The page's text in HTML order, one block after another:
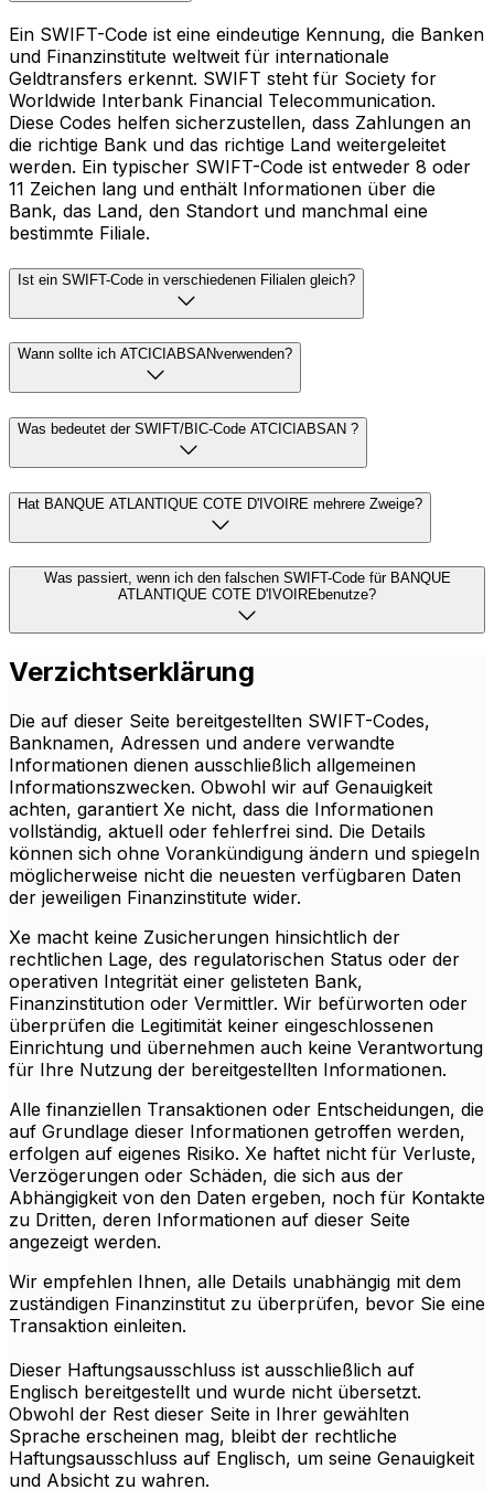
Ein SWIFT-Code ist eine eindeutige Kennung, die Banken
und Finanzinstitute weltweit für internationale
Geldtransfers erkennt. SWIFT steht für Society for
Worldwide Interbank Financial Telecommunication.
Diese Codes helfen sicherzustellen, dass Zahlungen an
die richtige Bank und das richtige Land weitergeleitet
werden. Ein typischer SWIFT-Code ist entweder 8 oder
11 Zeichen lang und enthält Informationen über die
Bank, das Land, den Standort und manchmal eine
bestimmte Filiale.
Ist ein SWIFT-Code in verschiedenen Filialen gleich?
Wann sollte ich ATCICIABSANverwenden?
Was bedeutet der SWIFT/BIC-Code ATCICIABSAN ?
Hat BANQUE ATLANTIQUE COTE D'IVOIRE mehrere Zweige?
Was passiert, wenn ich den falschen SWIFT-Code für BANQUE
ATLANTIQUE COTE D'IVOIREbenutze?
Verzichtserklärung
Die auf dieser Seite bereitgestellten SWIFT-Codes,
Banknamen, Adressen und andere verwandte
Informationen dienen ausschließlich allgemeinen
Informationszwecken. Obwohl wir auf Genauigkeit
achten, garantiert Xe nicht, dass die Informationen
vollständig, aktuell oder fehlerfrei sind. Die Details
können sich ohne Vorankündigung ändern und spiegeln
möglicherweise nicht die neuesten verfügbaren Daten
der jeweiligen Finanzinstitute wider.
Xe macht keine Zusicherungen hinsichtlich der
rechtlichen Lage, des regulatorischen Status oder der
operativen Integrität einer gelisteten Bank,
Finanzinstitution oder Vermittler. Wir befürworten oder
überprüfen die Legitimität keiner eingeschlossenen
Einrichtung und übernehmen auch keine Verantwortung
für Ihre Nutzung der bereitgestellten Informationen.
Alle finanziellen Transaktionen oder Entscheidungen, die
auf Grundlage dieser Informationen getroffen werden,
erfolgen auf eigenes Risiko. Xe haftet nicht für Verluste,
Verzögerungen oder Schäden, die sich aus der
Abhängigkeit von den Daten ergeben, noch für Kontakte
zu Dritten, deren Informationen auf dieser Seite
angezeigt werden.
Wir empfehlen Ihnen, alle Details unabhängig mit dem
zuständigen Finanzinstitut zu überprüfen, bevor Sie eine
Transaktion einleiten.
Dieser Haftungsausschluss ist ausschließlich auf
Englisch bereitgestellt und wurde nicht übersetzt.
Obwohl der Rest dieser Seite in Ihrer gewählten
Sprache erscheinen mag, bleibt der rechtliche
Haftungsausschluss auf Englisch, um seine Genauigkeit
und Absicht zu wahren.